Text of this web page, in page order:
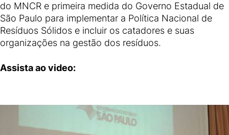
do MNCR e primeira medida do Governo Estadual de
São Paulo para implementar a Política Nacional de
Resíduos Sólidos e incluir os catadores e suas
organizações na gestão dos resíduos.
Assista ao video: